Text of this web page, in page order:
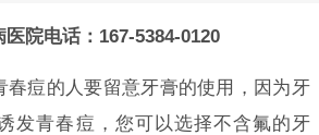
院电话：167-5384-0120
春痘的人要留意牙膏的使用，因为牙
发青春痘，您可以选择不含氟的牙